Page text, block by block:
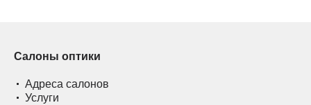
Салоны оптики
Адреса салонов
Услуги